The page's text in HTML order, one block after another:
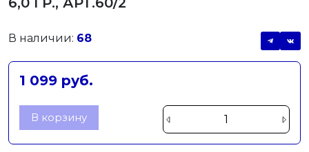
В наличии: 68
1 099 руб.
В корзину